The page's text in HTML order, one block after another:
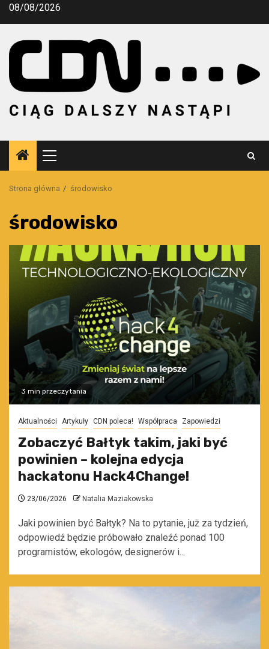
Przejdź
08/08/2026
Menu
główne
Strona główna środowisko
środowisko
3 min przeczytania
Aktualności Artykuły CDN poleca! Współpraca Zapowiedzi
Zobaczyć Bałtyk takim, jaki być
powinien – kolejna edycja
hackatonu Hack4Change!
23/06/2026 Natalia Maziakowska
Jaki powinien być Bałtyk? Na to pytanie, już za tydzień,
odpowiedź będzie próbowało znaleźć ponad 100
programistów, ekologów, designerów i...